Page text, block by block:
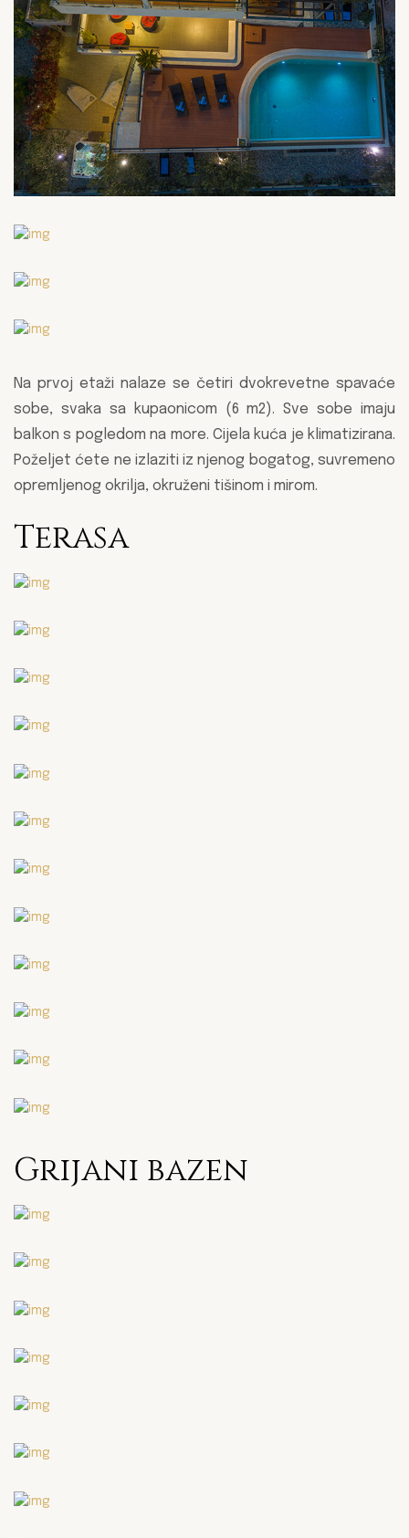
Na prvoj etaži nalaze se četiri dvokrevetne spavaće
sobe, svaka sa kupaonicom (6 m2). Sve sobe imaju
balkon s pogledom na more. Cijela kuća je klimatizirana.
Poželjet ćete ne izlaziti iz njenog bogatog, suvremeno
opremljenog okrilja, okruženi tišinom i mirom.
Terasa
Grijani bazen